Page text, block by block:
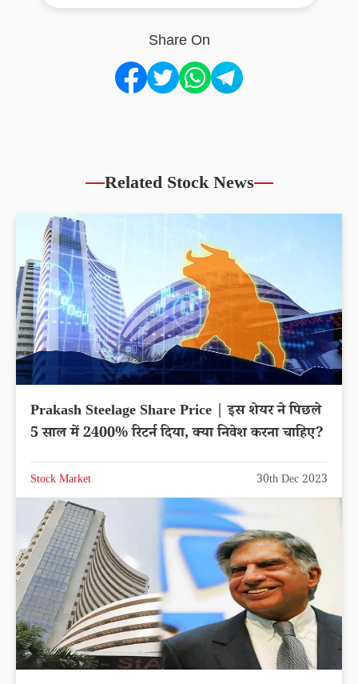
Share On
Related Stock News
Prakash Steelage Share Price | इस शेयर ने पिछले
5 साल में 2400% रिटर्न दिया, क्या निवेश करना चाहिए?
Stock Market 30th Dec 2023